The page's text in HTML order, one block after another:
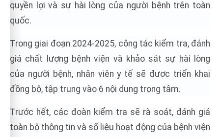
quyền lợi và sự hài lòng của người bệnh trên toàn
quốc.
Trong giai đoạn 2024-2025, công tác kiểm tra, đánh
giá chất lượng bệnh viện và khảo sát sự hài lòng
của người bệnh, nhân viên y tế sẽ được triển khai
đồng bộ, tập trung vào 6 nội dung trọng tâm.
Trước hết, các đoàn kiểm tra sẽ rà soát, đánh giá
toàn bộ thông tin và số liệu hoạt động của bệnh viện